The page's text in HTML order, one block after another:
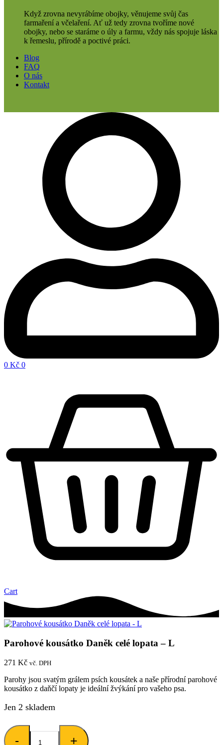
Když zrovna nevyrábíme obojky, věnujeme svůj čas
farmaření a včelaření. Ať už tedy zrovna tvoříme nové
obojky, nebo se staráme o úly a farmu, vždy nás spojuje láska
k řemeslu, přírodě a poctivé práci.
Blog
FAQ
O nás
Kontakt
0 Kč 0
Cart
Parohové kousátko Daněk celé lopata – L
271 Kč vč. DPH
Parohy jsou svatým grálem psích kousátek a naše přírodní parohové
kousátko z daňčí lopaty je ideální žvýkání pro vašeho psa.
Jen 2 skladem
-
Parohové
+